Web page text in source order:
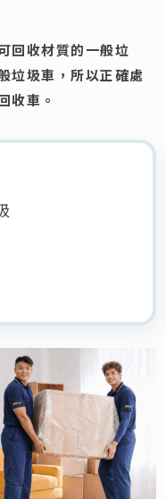
回收材質的一般垃
垃圾車，所以正確處
收車。